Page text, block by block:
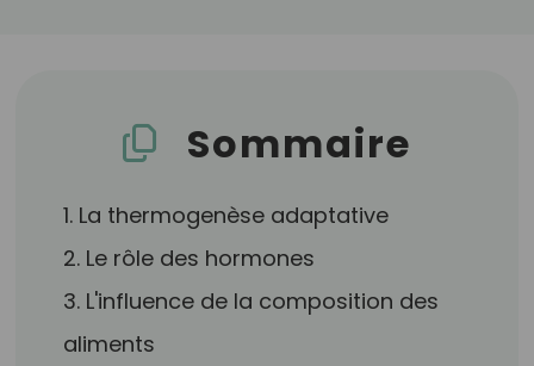
Sommaire
1. La thermogenèse adaptative
2. Le rôle des hormones
3. L'influence de la composition des
aliments